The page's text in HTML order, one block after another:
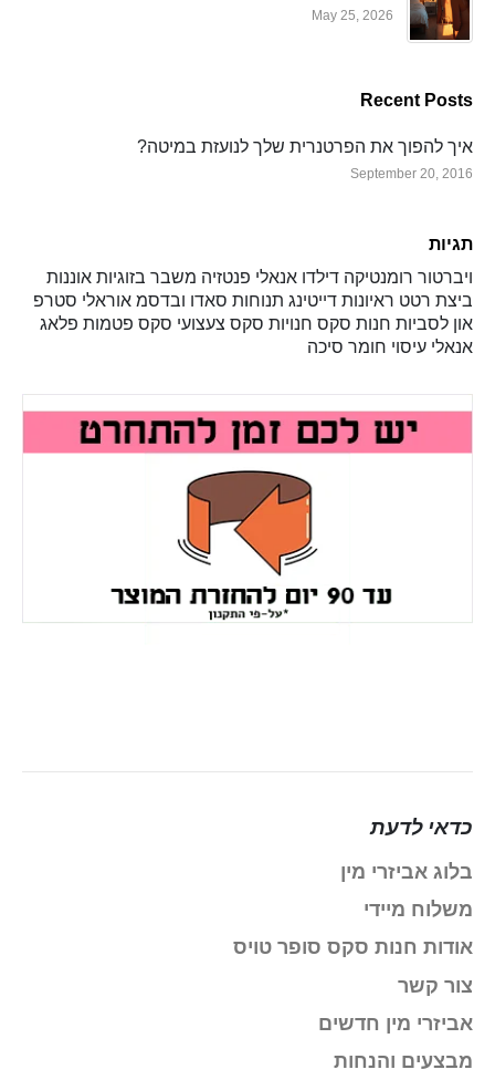
May 25, 2026
Recent Posts
איך להפוך את הפרטנרית שלך לנועזת במיטה?
September 20, 2016
תגיות
ויברטור רומנטיקה דילדו אנאלי פנטזיה משבר בזוגיות אוננות
ביצת רטט ראיונות דייטינג תנוחות סאדו ובדסמ אוראלי סטרפ
און לסביות חנות סקס חנויות סקס צעצועי סקס פטמות פלאג
אנאלי עיסוי חומר סיכה
כדאי לדעת
בלוג אביזרי מין
משלוח מיידי
אודות חנות סקס סופר טויס
צור קשר
אביזרי מין חדשים
מבצעים והנחות